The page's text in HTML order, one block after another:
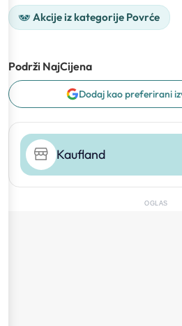
Akcije iz kategorije Povrće
Podrži NajCijena
Dodaj kao preferirani
Kaufland
OGLAS